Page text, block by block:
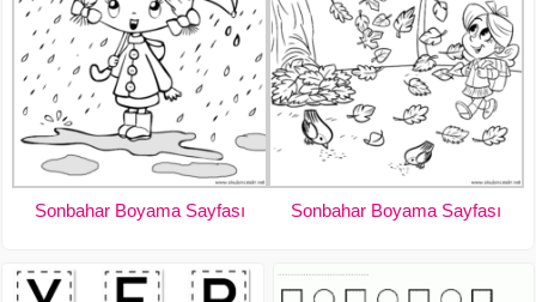
Sonbahar Boyama Sayfası Sonbahar Boyama Sayfası